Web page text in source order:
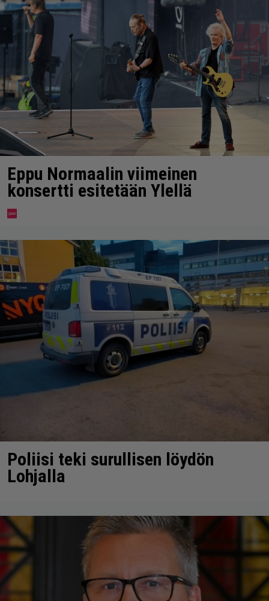
Eppu Normaalin viimeinen
konsertti esitetään Ylellä
Poliisi teki surullisen löydön
Lohjalla